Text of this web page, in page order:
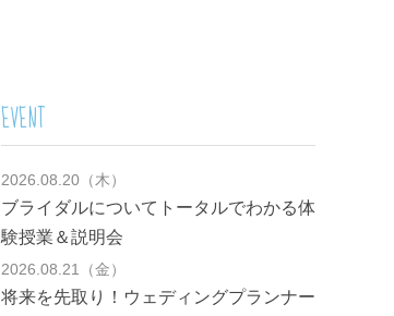
EVENT
2026.08.20（木）
ブライダルについてトータルでわかる体
験授業＆説明会
2026.08.21（金）
将来を先取り！ウェディングプランナー